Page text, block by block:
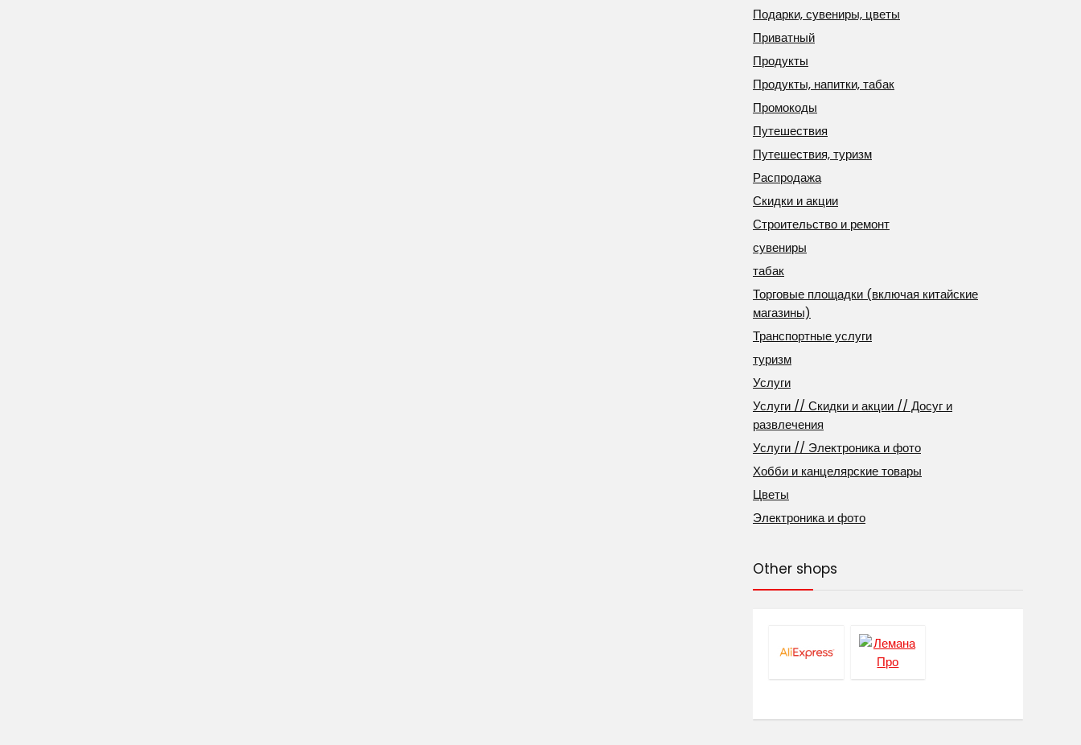
Подарки, сувениры, цветы
Приватный
Продукты
Продукты, напитки, табак
Промокоды
Путешествия
Путешествия, туризм
Распродажа
Скидки и акции
Строительство и ремонт
сувениры
табак
Торговые площадки (включая китайские
магазины)
Транспортные услуги
туризм
Услуги
Услуги // Скидки и акции // Досуг и
развлечения
Услуги // Электроника и фото
Хобби и канцелярские товары
Цветы
Электроника и фото
Other shops